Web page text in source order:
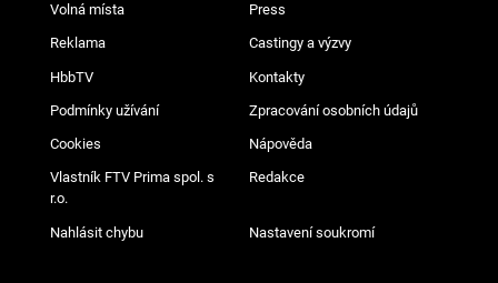
Volná místa Press
Reklama Castingy a výzvy
HbbTV Kontakty
Podmínky užívání Zpracování osobních údajů
Cookies Nápověda
Vlastník FTV Prima spol. s
r.o.
Redakce
Nahlásit chybu Nastavení soukromí